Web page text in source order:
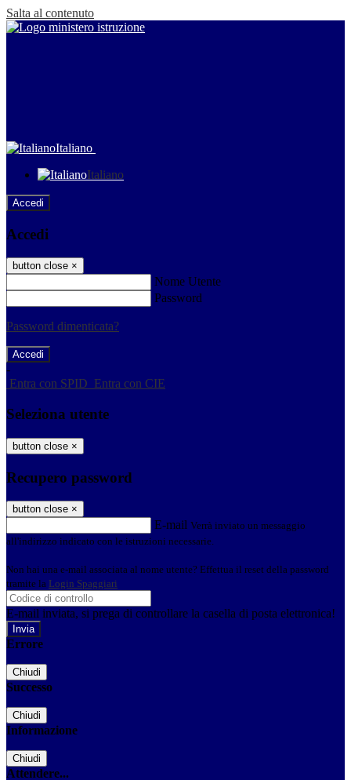
Salta al contenuto
Italiano
Italiano
Accedi
Accedi
button close ×
Nome Utente
Password
Password dimenticata?
-
Entra con SPID Entra con CIE
Seleziona utente
button close ×
Recupero password
button close ×
E-mail Verrà inviato un messaggio
all'indirizzo indicato con le istruzioni necessarie.
Non hai una e-mail associata al nome utente? Effettua il reset della password
tramite la Login Spaggiari
E-mail inviata, si prega di controllare la casella di posta elettronica!
Errore
Chiudi
Successo
Chiudi
Informazione
Chiudi
Attendere...